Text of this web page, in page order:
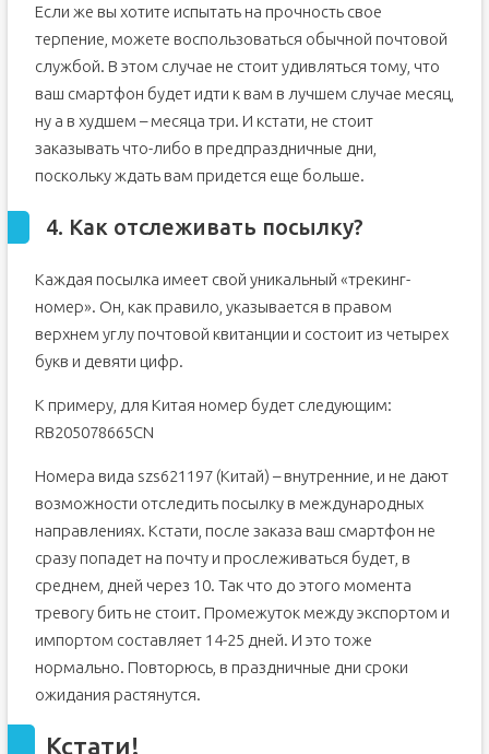
Если же вы хотите испытать на прочность свое
терпение, можете воспользоваться обычной почтовой
службой. В этом случае не стоит удивляться тому, что
ваш смартфон будет идти к вам в лучшем случае месяц,
ну а в худшем – месяца три. И кстати, не стоит
заказывать что-либо в предпраздничные дни,
поскольку ждать вам придется еще больше.
4. Как отслеживать посылку?
Каждая посылка имеет свой уникальный «трекинг-
номер». Он, как правило, указывается в правом
верхнем углу почтовой квитанции и состоит из четырех
букв и девяти цифр.
К примеру, для Китая номер будет следующим:
RB205078665CN
Номера вида szs621197 (Китай) – внутренние, и не дают
возможности отследить посылку в международных
направлениях. Кстати, после заказа ваш смартфон не
сразу попадет на почту и прослеживаться будет, в
среднем, дней через 10. Так что до этого момента
тревогу бить не стоит. Промежуток между экспортом и
импортом составляет 14-25 дней. И это тоже
нормально. Повторюсь, в праздничные дни сроки
ожидания растянутся.
Кстати!